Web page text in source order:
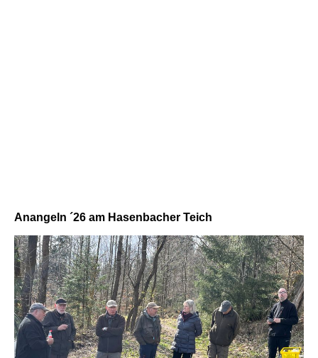
Anangeln ´26 am Hasenbacher Teich